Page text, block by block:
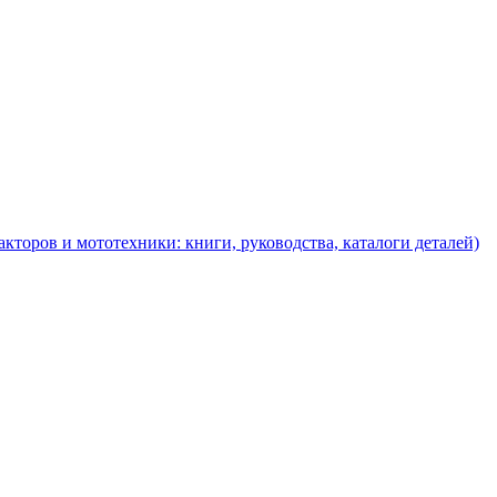
и мототехники: книги, руководства, каталоги деталей)